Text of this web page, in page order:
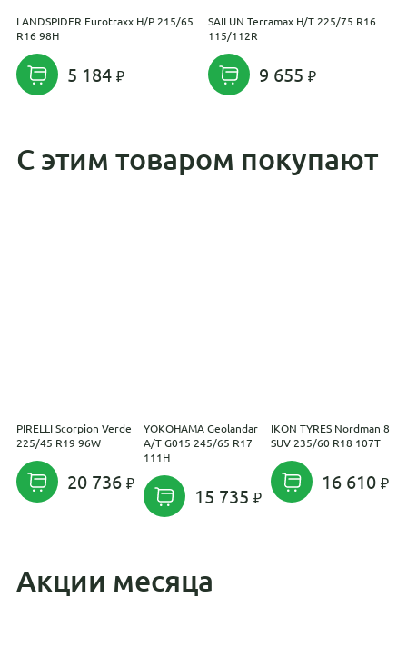
LANDSPIDER Eurotraxx H/P 215/65
R16 98H
5 184
SAILUN Terramax H/T 225/75 R16
115/112R
9 655
С этим товаром покупают
PIRELLI Scorpion Verde
225/45 R19 96W
20 736
YOKOHAMA Geolandar
A/T G015 245/65 R17
111H
15 735
IKON TYRES Nordman 8
SUV 235/60 R18 107T
16 610
Акции месяца